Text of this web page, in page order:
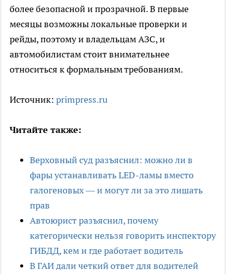
более безопасной и прозрачной. В первые
месяцы возможны локальные проверки и
рейды, поэтому и владельцам АЗС, и
автомобилистам стоит внимательнее
относиться к формальным требованиям.
Источник: primpress.ru
Читайте также:
Верховный суд разъяснил: можно ли в
фары устанавливать LED-ламы вместо
галогеновых — и могут ли за это лишать
прав
Автоюрист разъяснил, почему
категорически нельзя говорить инспектору
ГИБДД, кем и где работает водитель
В ГАИ дали четкий ответ для водителей